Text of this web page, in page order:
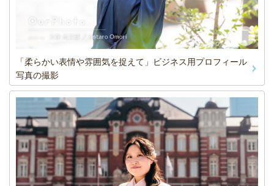
「柔らかい表情や雰囲気を捉えて」ビジネス用プロフィール
写真の撮影